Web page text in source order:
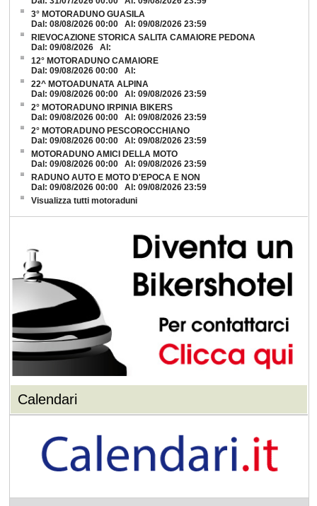
3° MOTORADUNO GUASILA
Dal: 08/08/2026 00:00 Al: 09/08/2026 23:59
RIEVOCAZIONE STORICA SALITA CAMAIORE PEDONA
Dal: 09/08/2026 Al:
12° MOTORADUNO CAMAIORE
Dal: 09/08/2026 00:00 Al:
22^ MOTOADUNATA ALPINA
Dal: 09/08/2026 00:00 Al: 09/08/2026 23:59
2° MOTORADUNO IRPINIA BIKERS
Dal: 09/08/2026 00:00 Al: 09/08/2026 23:59
2° MOTORADUNO PESCOROCCHIANO
Dal: 09/08/2026 00:00 Al: 09/08/2026 23:59
MOTORADUNO AMICI DELLA MOTO
Dal: 09/08/2026 00:00 Al: 09/08/2026 23:59
RADUNO AUTO E MOTO D'EPOCA E NON
Dal: 09/08/2026 00:00 Al: 09/08/2026 23:59
Visualizza tutti motoraduni
Calendari